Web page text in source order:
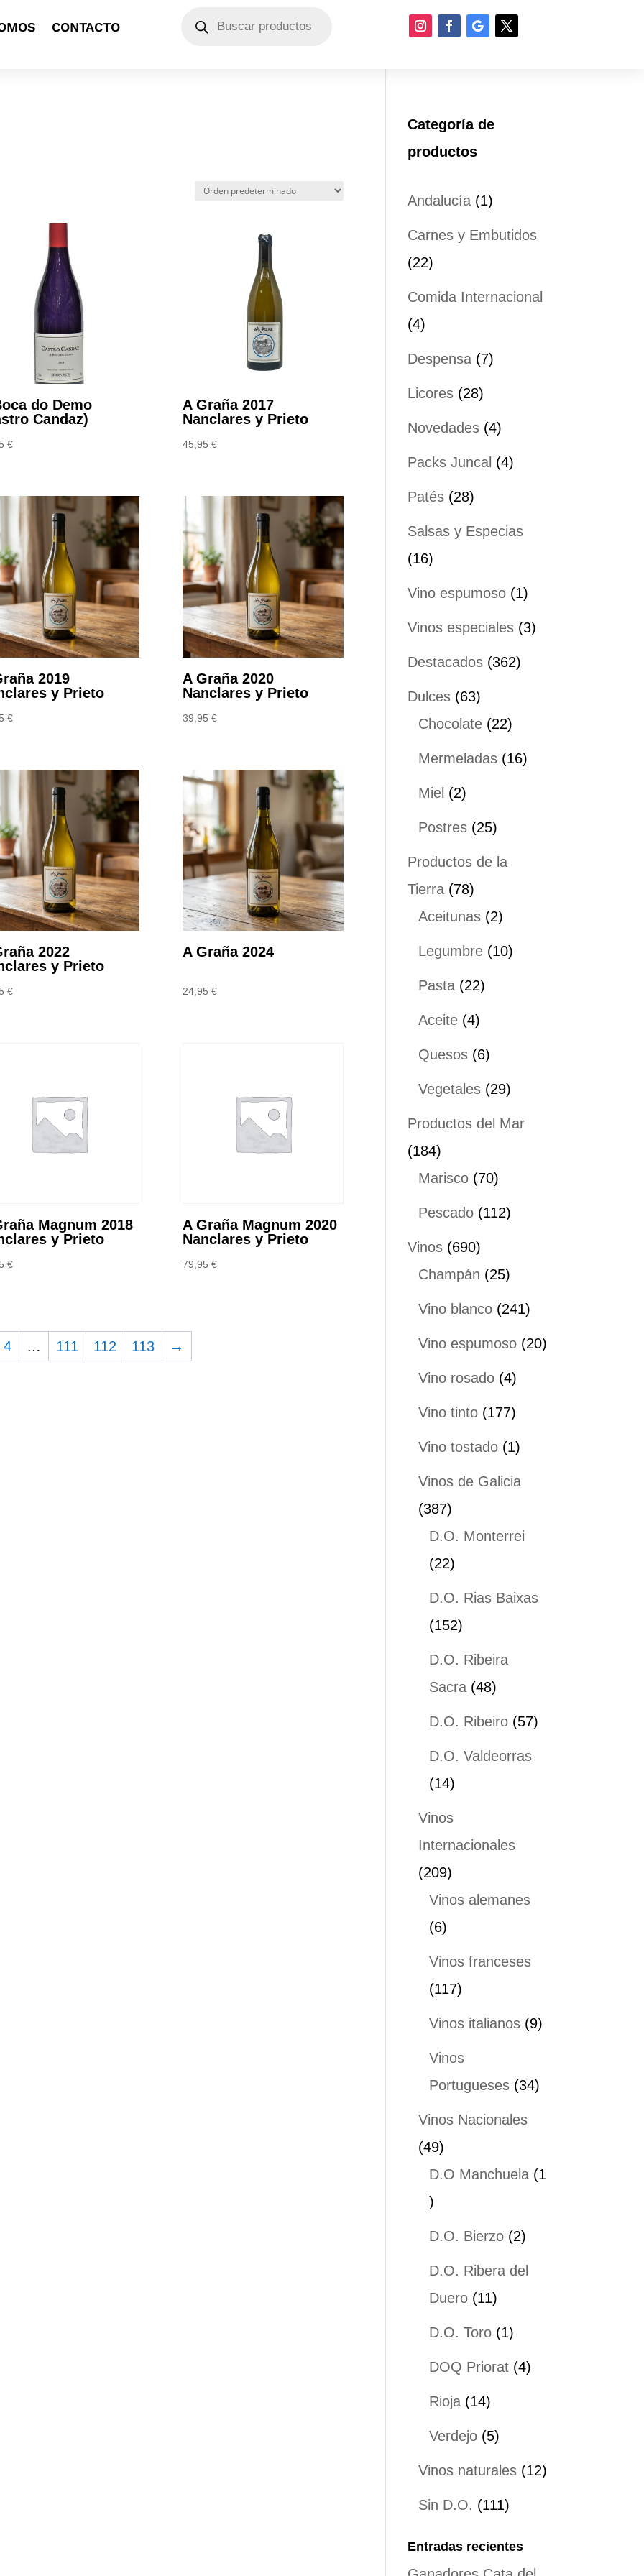
CONTACTO
de
do Demo
Candaz)
€
A Graña 2017
Nanclares y Prieto
45,95 €
2019
y Prieto
€
A Graña 2020
Nanclares y Prieto
39,95 €
2022
y Prieto
€
A Graña 2024
24,95 €
Magnum 2018
y Prieto
€
A Graña Magnum 2020
Nanclares y Prieto
79,95 €
4 … 111 112 113 →
Categoría de
productos
Andalucía 11
producto
Carnes y Embutidos
2222
productos
Comida Internacional
44
productos
Despensa 77
Licores 2828
productos
Novedades 44
productos
Packs Juncal 44
Patés 2828
productos
Salsas y Especias
1616
Vino espumoso 11
producto
Vinos especiales 33
Destacados 362362
Dulces 6363
productos
Chocolate 2222
productos
Mermeladas 1616
Miel 22
productos
Postres 2525
productos
Productos de la
Tierra
7878
productos
Aceitunas 22
productos
Legumbre 1010
Pasta 2222
Aceite 44
productos
Quesos 66
productos
Vegetales 2929
productos
Productos del Mar
184184
productos
Marisco 7070
productos
Pescado 112112
Vinos 690690
productos
Champán 2525
productos
Vino blanco 241241
productos
Vino espumoso 2020
Vino rosado 44
productos
Vino tinto 177177
productos
Vino tostado 11
Vinos de Galicia
387387
productos
D.O. Monterrei
2222
productos
D.O. Rias Baixas
152152
productos
D.O. Ribeira
Sacra 4848
productos
D.O. Ribeiro 5757
D.O. Valdeorras
1414
Vinos
Internacionales
209209
productos
Vinos alemanes
66
productos
Vinos franceses
117117
productos
Vinos italianos 99
Vinos
Portugueses 3434
Vinos Nacionales
4949
productos
D.O Manchuela
1
1
producto
D.O. Bierzo 22
productos
D.O. Ribera del
Duero
1111
productos
D.O. Toro 11
producto
DOQ Priorat 44
Rioja 1414
productos
Verdejo 55
productos
Vinos naturales 1212
Sin D.O. 111111
Entradas recientes